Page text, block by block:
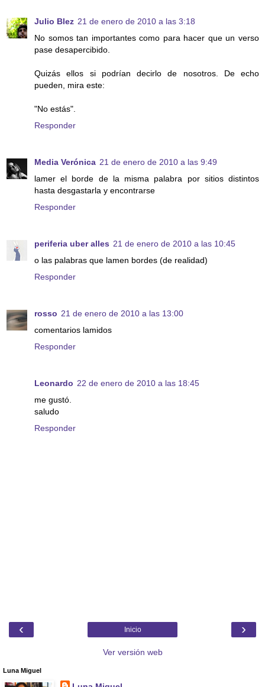
Julio Blez 21 de enero de 2010 a las 3:18
No somos tan importantes como para hacer que un verso
pase desapercibido.
Quizás ellos si podrían decirlo de nosotros. De echo
pueden, mira este:
"No estás".
Responder
Media Verónica 21 de enero de 2010 a las 9:49
lamer el borde de la misma palabra por sitios distintos
hasta desgastarla y encontrarse
Responder
periferia uber alles 21 de enero de 2010 a las 10:45
o las palabras que lamen bordes (de realidad)
Responder
rosso 21 de enero de 2010 a las 13:00
comentarios lamidos
Responder
Leonardo 22 de enero de 2010 a las 18:45
me gustó.
saludo
Responder
‹ ›
Inicio
Ver versión web
Luna Miguel